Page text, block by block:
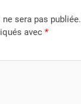
sera pas publiée.
avec*